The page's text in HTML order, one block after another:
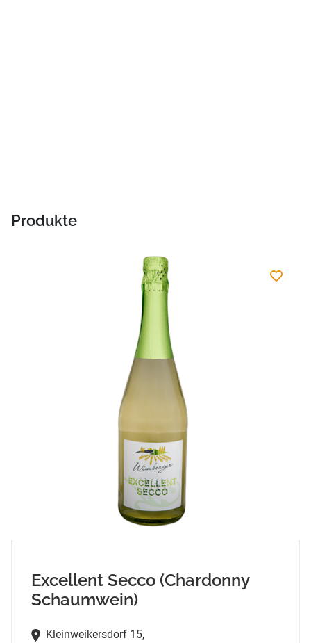
Produkte
Excellent Secco (Chardonny
Schaumwein)
Kleinweikersdorf 15,